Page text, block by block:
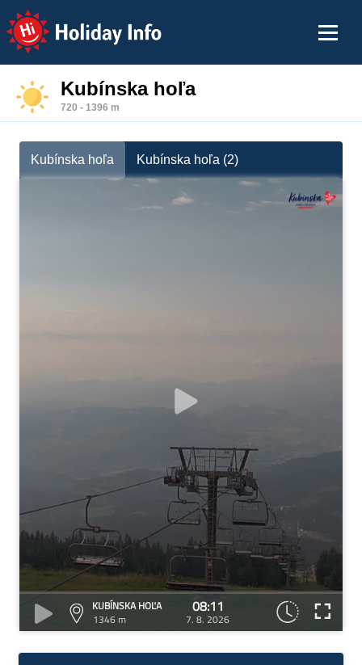
Holiday Info
Kubínska hoľa
720 - 1396 m
Kubínska hoľa Kubínska hoľa (2)
KUBÍNSKA HOĽA
1346 m
08:11
7. 8. 2026